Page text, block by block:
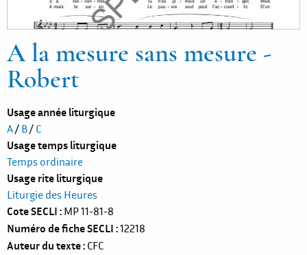
A la mesure sans mesure -
Robert
Usage année liturgique
A/ B/ C
Usage temps liturgique
Temps ordinaire
Usage rite liturgique
Liturgie des Heures
Cote SECLI MP 11-81-8
Numéro de fiche SECLI 12218
Auteur du texte CFC